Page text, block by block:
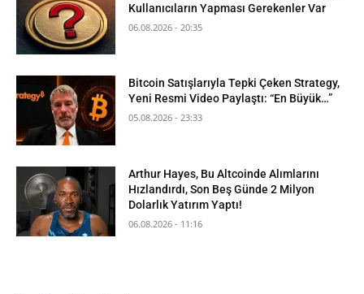
Kullanıcıların Yapması Gerekenler Var
06.08.2026 - 20:35
Bitcoin Satışlarıyla Tepki Çeken Strategy,
Yeni Resmi Video Paylaştı: “En Büyük…”
05.08.2026 - 23:33
Arthur Hayes, Bu Altcoinde Alımlarını
Hızlandırdı, Son Beş Günde 2 Milyon
Dolarlık Yatırım Yaptı!
06.08.2026 - 11:16